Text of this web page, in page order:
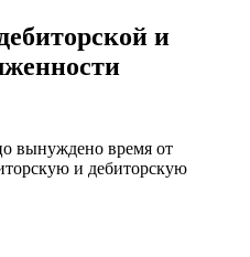
и
вынуждено время от
и дебиторскую